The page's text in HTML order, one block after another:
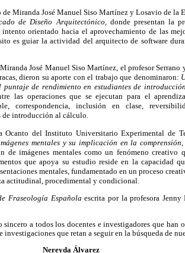
Miranda José Manuel Siso Martínez y Losavio de la
de Diseño Arquitectónico, donde presentan la
orientado hacia el aprovechamiento de las
es guiar la actividad del arquitecto de software
José Manuel Siso Martínez, el profesor Serrano
dieron su aporte con el trabajo que denominaron:
de rendimiento en estudiantes de
las operaciones que se ejecutan para el
correspondencia, inclusión en clase,
de introducción al cálculo.
Ocanto del Instituto Universitario Experimental de
mentales y su implicación en la
de imágenes mentales como un fenómeno creativo
que apoya su estudio reside en la capacidad
mentales, fundamentado en un proceso
actitudinal, procedimental y condicional.
Fraseología Españolaescrita por la profesora
a todos los docentes e investigadores que han
que retan a seguir en la búsqueda de
Nereyda Álvarez